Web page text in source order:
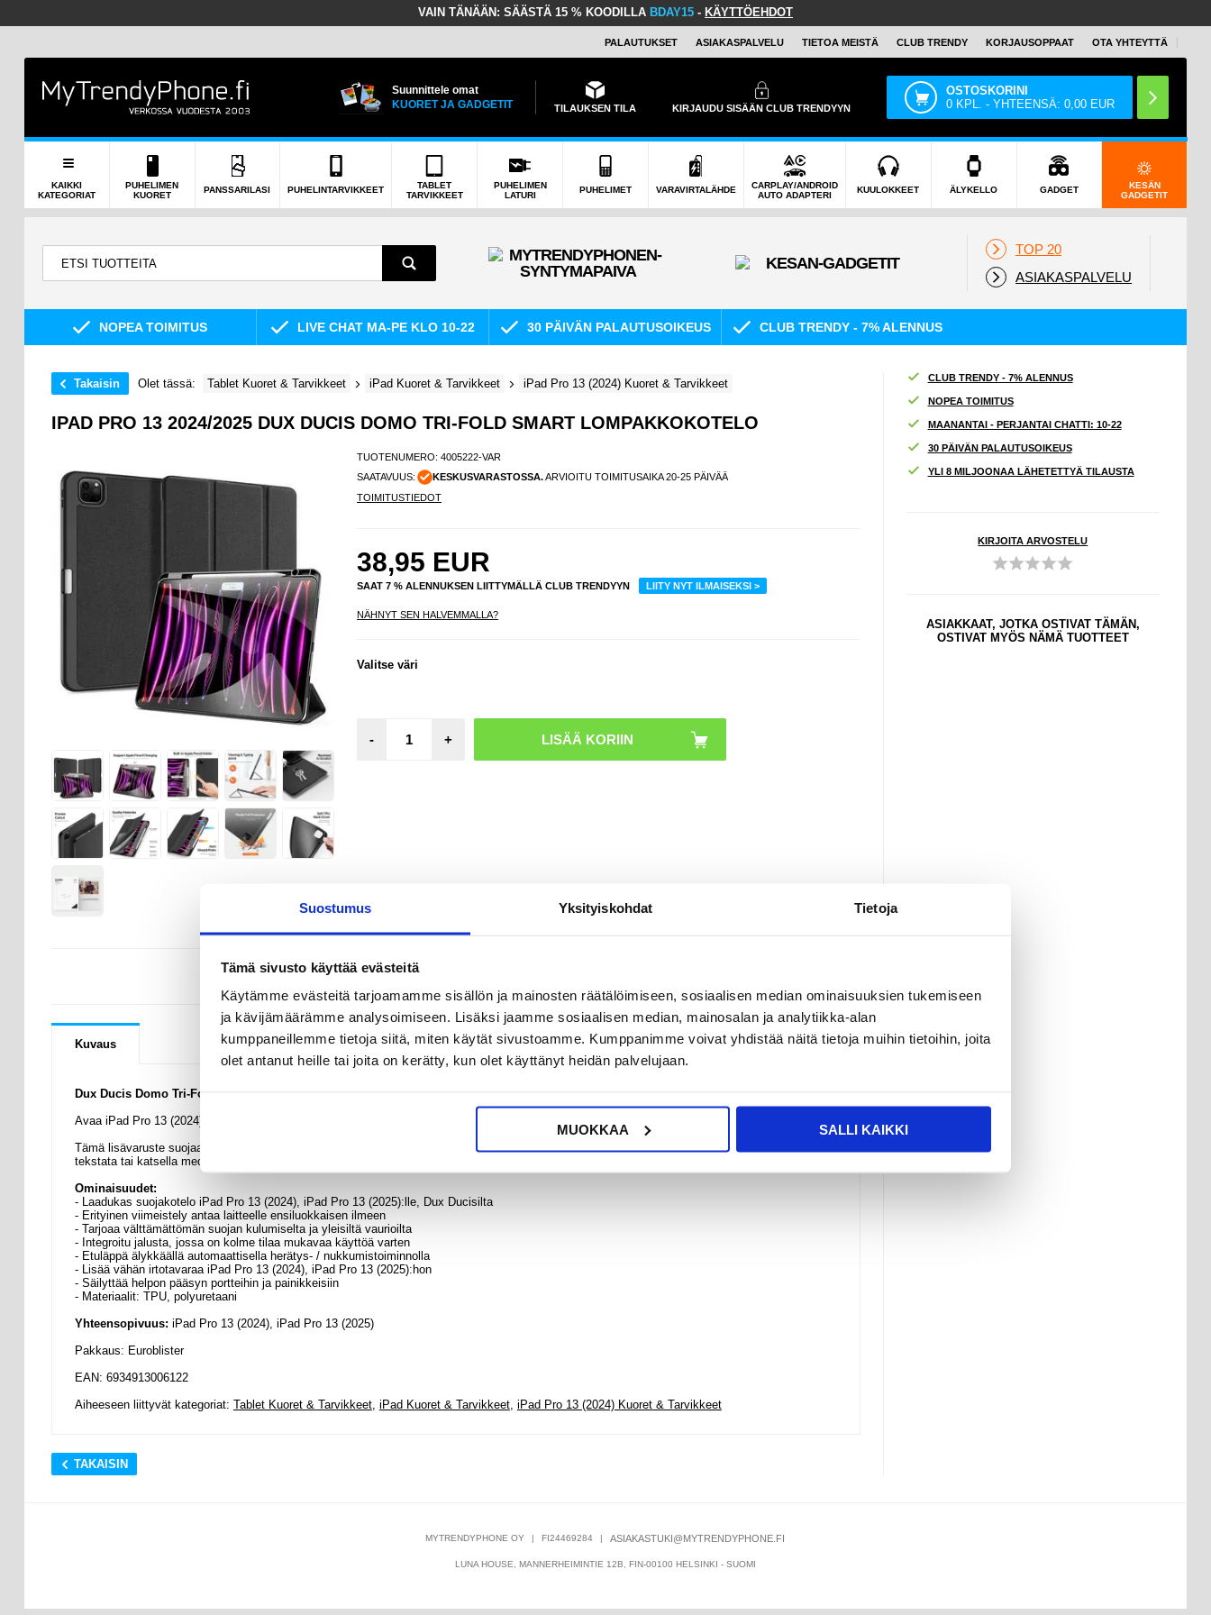
Suostumus Yksityiskohdat Tietoja
Tämä sivusto käyttää evästeitä
Käytämme evästeitä tarjoamamme sisällön ja mainosten räätälöimiseen, sosiaalisen median ominaisuuksien tukemiseen
ja kävijämäärämme analysoimiseen. Lisäksi jaamme sosiaalisen median, mainosalan ja analytiikka-alan
kumppaneillemme tietoja siitä, miten käytät sivustoamme. Kumppanimme voivat yhdistää näitä tietoja muihin tietoihin, joita
olet antanut heille tai joita on kerätty, kun olet käyttänyt heidän palvelujaan.
MUOKKAA SALLI KAIKKI
VAIN TÄNÄÄN: SÄÄSTÄ 15 % KOODILLA BDAY15 - KÄYTTÖEHDOT
PALAUTUKSET ASIAKASPALVELU TIETOA MEISTÄ CLUB TRENDY KORJAUSOPPAAT OTA YHTEYTTÄ
Suunnittele omat
KUORET JA GADGETIT
TILAUKSEN TILA KIRJAUDU SISÄÄN CLUB TRENDYYN
OSTOSKORINI
0 KPL. - YHTEENSÄ:0,00 EUR
KAIKKI
KATEGORIAT
PUHELIMEN
KUORET
PANSSARILASI PUHELINTARVIKKEET
TABLET
TARVIKKEET
PUHELIMEN
LATURI
PUHELIMET VARAVIRTALÄHDE
CARPLAY/ANDROID
AUTO ADAPTERI
KUULOKKEET ÄLYKELLO GADGET
KESÄN
GADGETIT
TOP 20
ASIAKASPALVELU
NOPEA TOIMITUS LIVE CHAT MA-PE KLO 10-22 30 PÄIVÄN PALAUTUSOIKEUS CLUB TRENDY - 7% ALENNUS
Takaisin Olet tässä: Tablet Kuoret & Tarvikkeet iPad Kuoret & Tarvikkeet iPad Pro 13 (2024) Kuoret & Tarvikkeet
IPAD PRO 13 2024/2025 DUX DUCIS DOMO TRI-FOLD SMART LOMPAKKOKOTELO
TUOTENUMERO:4005222-VAR
SAATAVUUS:
KESKUSVARASTOSSA.ARVIOITU TOIMITUSAIKA 20-25 PÄIVÄÄ
TOIMITUSTIEDOT
38,95 EUR
SAAT 7 % ALENNUKSEN LIITTYMÄLLÄ CLUB TRENDYYN LIITY NYT ILMAISEKSI >
NÄHNYT SEN HALVEMMALLA?
Valitse väri
- +
KYSYMYKSIÄ? KYSY POIS
Kuvaus
Dux Ducis Domo Tri-Fold Smart Läppäkotelo - iPad Pro 13 (2024), iPad Pro 13 (2025)
Avaa iPad Pro 13 (2024), iPad Pro 13 (2025):n kaikki potentiaalit Domo-sarjan suojakotelolla.
Tämä lisävaruste suojaa laitetta kolhuilta ja naarmuilta sekä laajentaa sen toimintoja. Etuläppä toimii jalustana kolmessa tilassa, jotta olisi helppo
tekstata tai katsella mediaa handsfree.
Ominaisuudet:
- Laadukas suojakotelo iPad Pro 13 (2024), iPad Pro 13 (2025):lle, Dux Ducisilta
- Erityinen viimeistely antaa laitteelle ensiluokkaisen ilmeen
- Tarjoaa välttämättömän suojan kulumiselta ja yleisiltä vaurioilta
- Integroitu jalusta, jossa on kolme tilaa mukavaa käyttöä varten
- Etuläppä älykkäällä automaattisella herätys- / nukkumistoiminnolla
- Lisää vähän irtotavaraa iPad Pro 13 (2024), iPad Pro 13 (2025):hon
- Säilyttää helpon pääsyn portteihin ja painikkeisiin
- Materiaalit: TPU, polyuretaani
Yhteensopivuus: iPad Pro 13 (2024), iPad Pro 13 (2025)
Pakkaus: Euroblister
EAN: 6934913006122
Aiheeseen liittyvät kategoriat: Tablet Kuoret & Tarvikkeet, iPad Kuoret & Tarvikkeet, iPad Pro 13 (2024) Kuoret & Tarvikkeet
TAKAISIN
CLUB TRENDY - 7% ALENNUS
NOPEA TOIMITUS
MAANANTAI - PERJANTAI CHATTI: 10-22
30 PÄIVÄN PALAUTUSOIKEUS
YLI 8 MILJOONAA LÄHETETTYÄ TILAUSTA
KIRJOITA ARVOSTELU
ASIAKKAAT, JOTKA OSTIVAT TÄMÄN,
OSTIVAT MYÖS NÄMÄ TUOTTEET
MYTRENDYPHONE OY FI24469284 ASIAKASTUKI@MYTRENDYPHONE.FI
LUNA HOUSE, MANNERHEIMINTIE 12B, FIN-00100 HELSINKI - SUOMI